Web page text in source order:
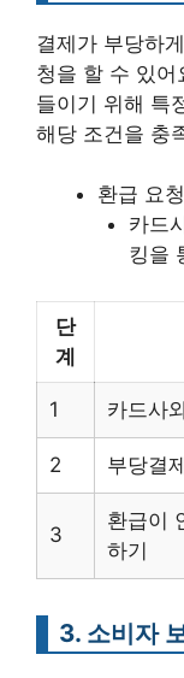
결제가 부당하
청을 할 수 있
들이기 위해 특
해당 조건을 충
환급 요
카드
킹을
단
계
1 카드사
2 부당결
3
환급이
하기
3. 소비자